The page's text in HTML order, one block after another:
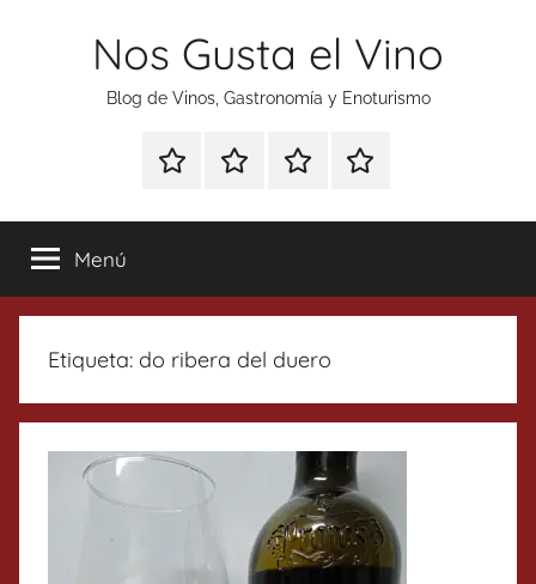
Nos Gusta el Vino
Blog de Vinos, Gastronomía y Enoturismo
Especial
Tonics
Enoturismo
Gastronomía
RankingContacto
Menú
Etiqueta: do ribera del duero